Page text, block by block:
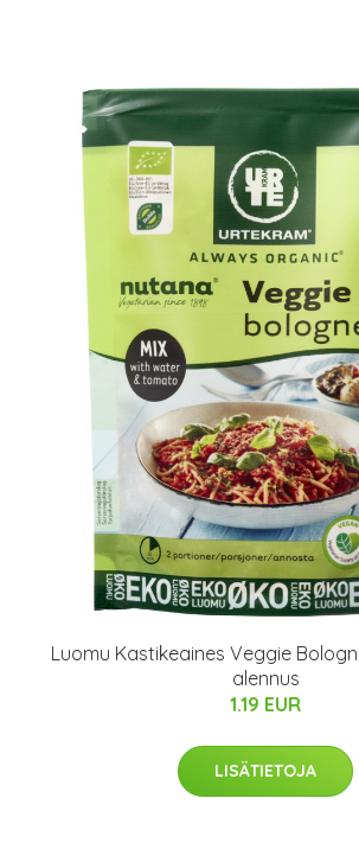
Luomu Kastikeaines Veggie
alennus
1.19 EUR
LISÄTIETOJA